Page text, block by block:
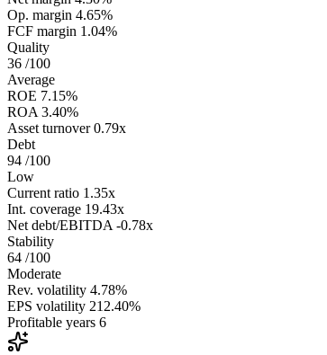
Op. margin 4.65%
FCF margin 1.04%
Quality
36 /100
Average
ROE 7.15%
ROA 3.40%
Asset turnover 0.79x
Debt
94 /100
Low
Current ratio 1.35x
Int. coverage 19.43x
Net debt/EBITDA -0.78x
Stability
64 /100
Moderate
Rev. volatility 4.78%
EPS volatility 212.40%
Profitable years 6